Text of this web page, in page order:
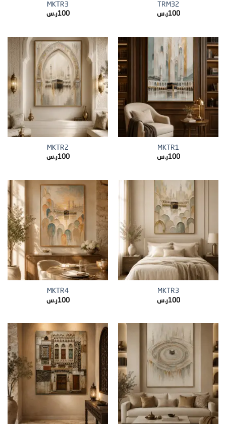
TRM32
100ر.س
MKTR3
100ر.س
MKTR1
100ر.س
MKTR2
100ر.س
MKTR3
100ر.س
MKTR4
100ر.س